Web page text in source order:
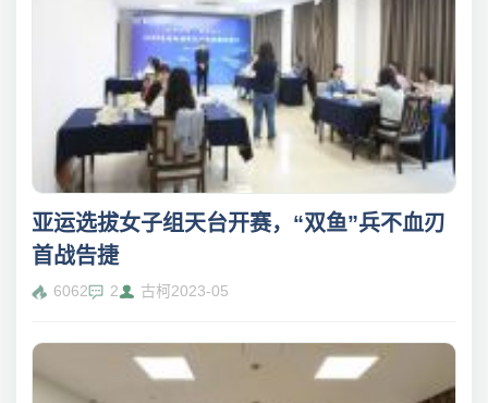
亚运选拔女子组天台开赛，“双鱼”兵不血刃
首战告捷
6062 2 古柯2023-05